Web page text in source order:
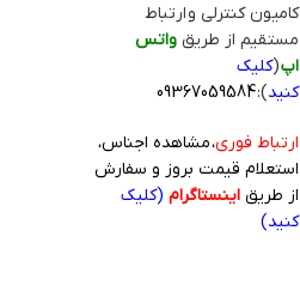
کامیون کنترلی و ارتباط
مستقیم از طریق واتس
اپ(کلیک
کنید):
09367059584
ارتباط فوری، مشاهده اجناس،
استعلام قیمت بروز و سفارش
از طریقاینستاگرام (کلیک
کنید)